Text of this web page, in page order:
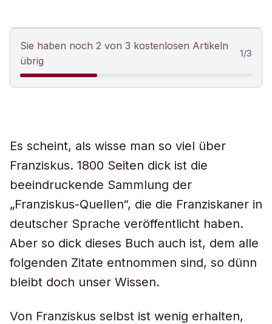
Sie haben noch 2 von 3 kostenlosen Artikeln
übrig
1/3
Es scheint, als wisse man so viel über
Franziskus. 1800 Seiten dick ist die
beeindruckende Sammlung der
„Franziskus-Quellen“, die die Franziskaner in
deutscher Sprache veröffentlicht haben.
Aber so dick dieses Buch auch ist, dem alle
folgenden Zitate entnommen sind, so dünn
bleibt doch unser Wissen.
Von Franziskus selbst ist wenig erhalten,